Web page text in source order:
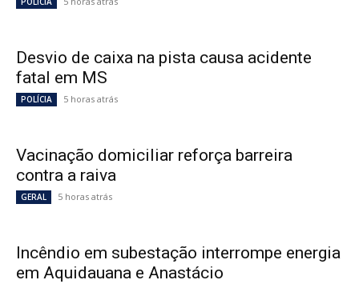
Desvio de caixa na pista causa acidente
fatal em MS
POLÍCIA 5 horas atrás
Vacinação domiciliar reforça barreira
contra a raiva
GERAL 5 horas atrás
Incêndio em subestação interrompe energia
em Aquidauana e Anastácio